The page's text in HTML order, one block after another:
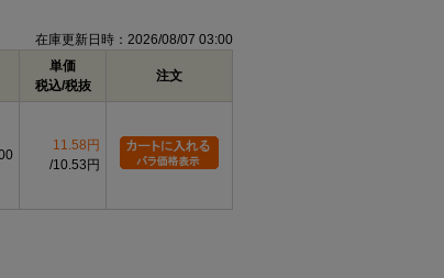
在庫更新日時：2026/08/07 03:00
単価
税込/税抜
注文
11.58円
10.53円